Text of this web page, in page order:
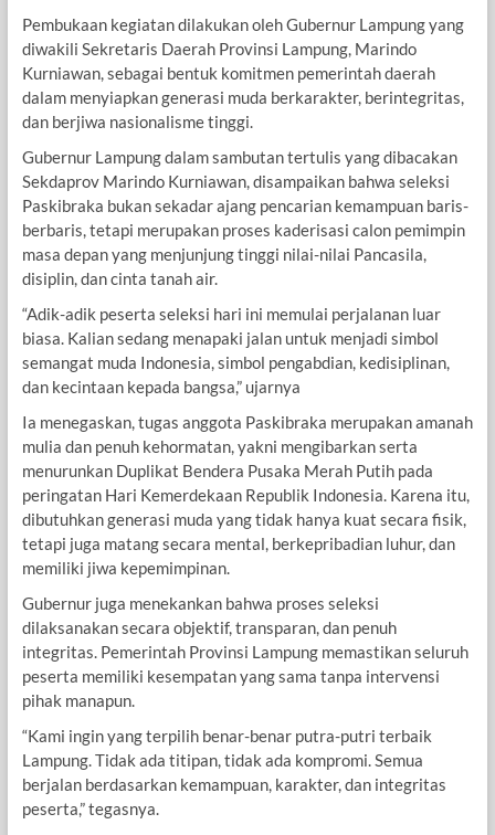
Pembukaan kegiatan dilakukan oleh Gubernur Lampung yang
diwakili Sekretaris Daerah Provinsi Lampung, Marindo
Kurniawan, sebagai bentuk komitmen pemerintah daerah
dalam menyiapkan generasi muda berkarakter, berintegritas,
dan berjiwa nasionalisme tinggi.
Gubernur Lampung dalam sambutan tertulis yang dibacakan
Sekdaprov Marindo Kurniawan, disampaikan bahwa seleksi
Paskibraka bukan sekadar ajang pencarian kemampuan baris-
berbaris, tetapi merupakan proses kaderisasi calon pemimpin
masa depan yang menjunjung tinggi nilai-nilai Pancasila,
disiplin, dan cinta tanah air.
“Adik-adik peserta seleksi hari ini memulai perjalanan luar
biasa. Kalian sedang menapaki jalan untuk menjadi simbol
semangat muda Indonesia, simbol pengabdian, kedisiplinan,
dan kecintaan kepada bangsa,” ujarnya
Ia menegaskan, tugas anggota Paskibraka merupakan amanah
mulia dan penuh kehormatan, yakni mengibarkan serta
menurunkan Duplikat Bendera Pusaka Merah Putih pada
peringatan Hari Kemerdekaan Republik Indonesia. Karena itu,
dibutuhkan generasi muda yang tidak hanya kuat secara fisik,
tetapi juga matang secara mental, berkepribadian luhur, dan
memiliki jiwa kepemimpinan.
Gubernur juga menekankan bahwa proses seleksi
dilaksanakan secara objektif, transparan, dan penuh
integritas. Pemerintah Provinsi Lampung memastikan seluruh
peserta memiliki kesempatan yang sama tanpa intervensi
pihak manapun.
“Kami ingin yang terpilih benar-benar putra-putri terbaik
Lampung. Tidak ada titipan, tidak ada kompromi. Semua
berjalan berdasarkan kemampuan, karakter, dan integritas
peserta,” tegasnya.